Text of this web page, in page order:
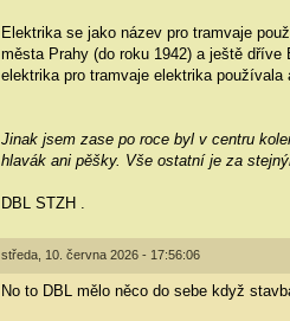
Elektrika se jako název pro tramvaje
města Prahy (do roku 1942) a ještě
elektrika pro tramvaje elektrika
Jinak jsem zase po roce byl v centru
hlavák ani pěšky. Vše ostatní je za
DBL STZH .
středa, 10. června 2026 - 17:56:06
No to DBL mělo něco do sebe když